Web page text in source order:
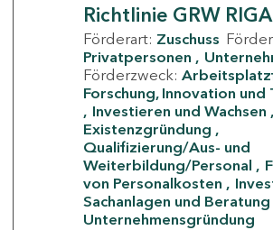
Richtlinie GRW RIGA
Förderart: Zuschuss
Privatpersonen
Förderzweck:
Forschung, Innovation und
Investieren und Wachsen
Existenzgründung
Qualifizierung/Aus- und
Weiterbildung/Personal
von Personalkosten
Sachanlagen und Beratung
Unternehmensgründung